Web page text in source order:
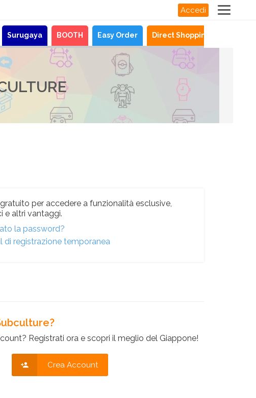
Accedi
Surugaya BOOTH Easy Order Direct Shopping
per accedere a funzionalità esclusive,
e altri vantaggi.
la password?
di registrazione temporanea
Registrati ora e scopri il meglio del Giappone!
Crea Account